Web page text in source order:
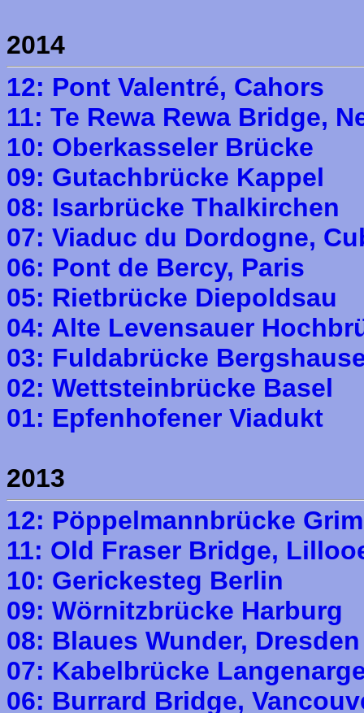
2014
12: Pont Valentré, Cahors
11: Te Rewa Rewa Bridge,
10: Oberkasseler Brücke
09: Gutachbrücke Kappel
08: Isarbrücke Thalkirchen
07: Viaduc du Dordogne,
06: Pont de Bercy, Paris
05: Rietbrücke Diepoldsau
04: Alte Levensauer
03: Fuldabrücke
02: Wettsteinbrücke Basel
01: Epfenhofener Viadukt
2013
12: Pöppelmannbrücke
11: Old Fraser Bridge,
10: Gerickesteg Berlin
09: Wörnitzbrücke Harburg
08: Blaues Wunder, Dresden
07: Kabelbrücke
06: Burrard Bridge,